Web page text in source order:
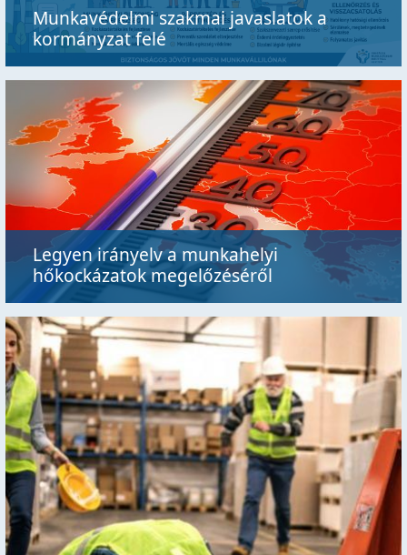
Munkavédelmi szakmai javaslatok a
kormányzat felé
Legyen irányelv a munkahelyi
hőkockázatok megelőzéséről